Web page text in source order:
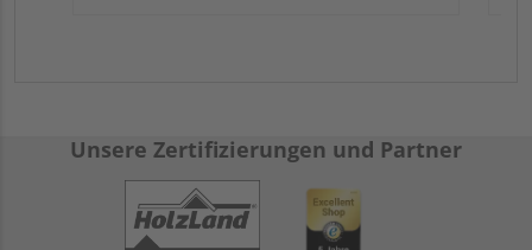
Unsere Zertifizierungen und Partner